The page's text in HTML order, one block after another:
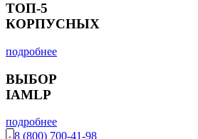
ТОП-5
КОРПУСНЫХ
подробнее
ВЫБОР
IAMLP
подробнее
8 (800) 700-41-98